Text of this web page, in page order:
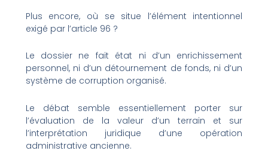
Plus encore, où se situe l’élément intentionnel
exigé par l’article 96 ?
Le dossier ne fait état ni d’un enrichissement
personnel, ni d’un détournement de fonds, ni d’un
système de corruption organisé.
Le débat semble essentiellement porter sur
l’évaluation de la valeur d’un terrain et sur
l’interprétation juridique d’une opération
administrative ancienne.